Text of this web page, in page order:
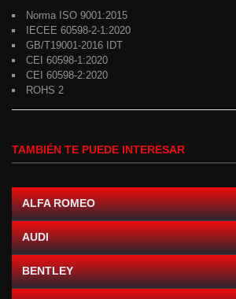
Norma ISO 9001:2015
IECEE 60598-2-1:2020
GB/T19001-2016 IDT
CEI 60598-1:2020
CEI 60598-2:2020
ROHS 2
TAMBIÉN TE PUEDE INTERESAR
ALFA ROMEO
AUDI
BENTLEY